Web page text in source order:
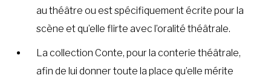
au théâtre ou est spécifiquement écrite pour la
scène et qu’elle flirte avec l’oralité théâtrale.
La collection Conte, pour la conterie théâtrale,
afin de lui donner toute la place qu’elle mérite